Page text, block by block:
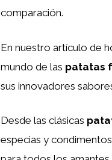
comparación.
En nuestro artículo de
mundo de las patatas
sus innovadores
Desde las clásicas
especias y